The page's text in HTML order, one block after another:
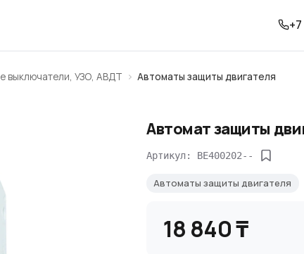
выключатели, УЗО, АВДТ
Автоматы защиты двигателя
Автомат защиты
Артикул: BE400202--
Автоматы защиты двигателя
18 840 ₸